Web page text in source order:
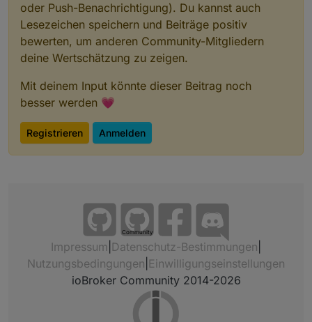
oder Push-Benachrichtigung). Du kannst auch
Lesezeichen speichern und Beiträge positiv
bewerten, um anderen Community-Mitgliedern
deine Wertschätzung zu zeigen.
Mit deinem Input könnte dieser Beitrag noch
besser werden 💗
Registrieren Anmelden
Community
Impressum Datenschutz-Bestimmungen
Nutzungsbedingungen Einwilligungseinstellungen
ioBroker Community 2014-2026